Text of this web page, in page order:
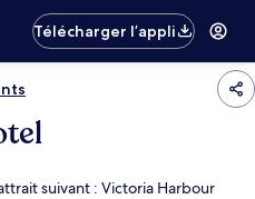
Télécharger l’appli
suivant : Victoria Harbour